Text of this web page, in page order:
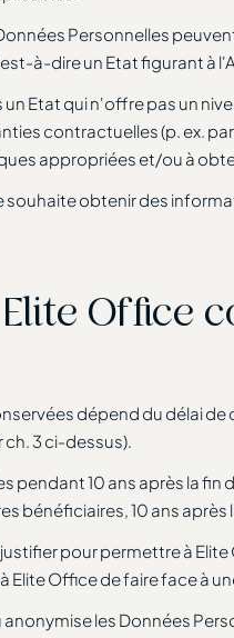
Personnelles
à-dire un Etat figurant à
Etat qui n'offre pas un
contractuelles (p. ex.
appropriées et/ou à
obtenir des
Office
dépend du délai
3 ci-dessus).
pendant 10 ans après la
bénéficiaires, 10 ans
pour permettre à
Office de faire face à
les Données